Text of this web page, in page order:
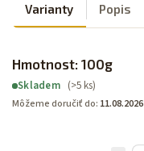
Varianty Popis
Hmotnost: 100g
Skladem (>5 ks)
Môžeme doručiť do: 11.08.2026